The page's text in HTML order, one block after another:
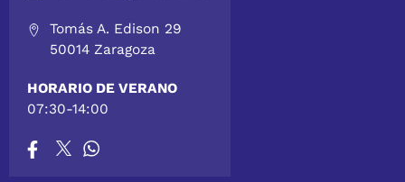
Tomás A. Edison 29
50014 Zaragoza
HORARIO DE VERANO
07:30-14:00